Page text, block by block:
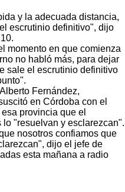
y la adecuada distancia,
escrutinio definitivo", dijo
momento en que comienza
no habló más, para dejar
sale el escrutinio definitivo
Fernández,
en Córdoba con el
provincia que el
"resuelvan y esclarezcan".
nosotros confiamos que
dijo el jefe de
esta mañana a radio